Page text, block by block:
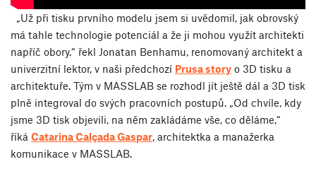
„Už při tisku prvního modelu jsem si uvědomil, jak obrovský
má tahle technologie potenciál a že ji mohou využít architekti
napříč obory.“ řekl Jonatan Benhamu, renomovaný architekt a
univerzitní lektor, v naši předchozí Prusa story o 3D tisku a
architektuře. Tým v MASSLAB se rozhodl jít ještě dál a 3D tisk
plně integroval do svých pracovních postupů. „Od chvíle, kdy
jsme 3D tisk objevili, na něm zakládáme vše, co děláme,“
říká Catarina Calçada Gaspar, architektka a manažerka
komunikace v MASSLAB.